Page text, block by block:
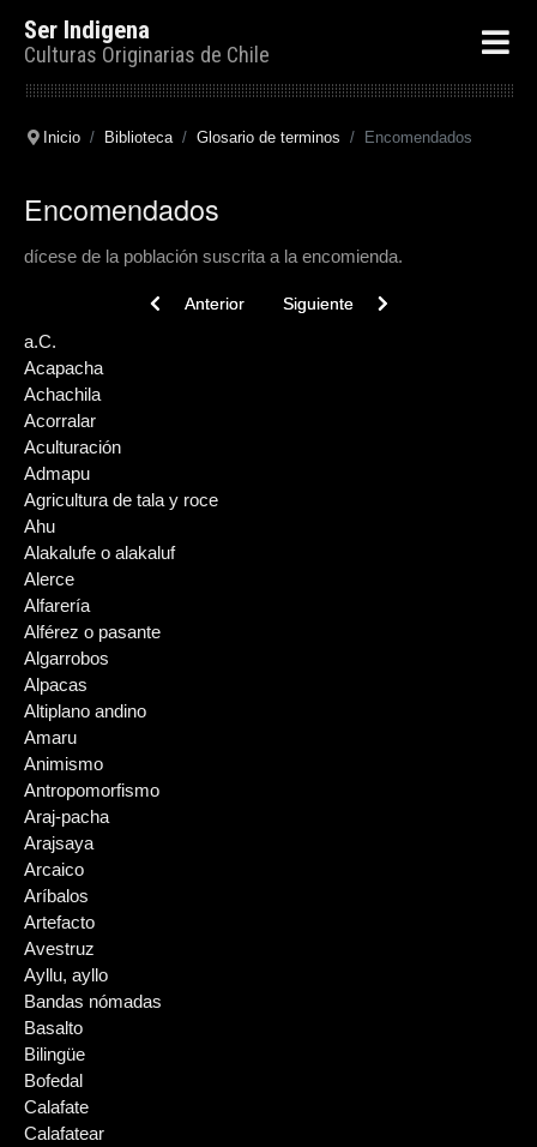
Ser Indigena
Culturas Originarias de Chile
Inicio Biblioteca Glosario de terminos Encomendados
Encomendados
dícese de la población suscrita a la encomienda.
Previous article: Encomienda
Anterior Next article: Elal
Siguiente
a.C.
Acapacha
Achachila
Acorralar
Aculturación
Admapu
Agricultura de tala y roce
Ahu
Alakalufe o alakaluf
Alerce
Alfarería
Alférez o pasante
Algarrobos
Alpacas
Altiplano andino
Amaru
Animismo
Antropomorfismo
Araj-pacha
Arajsaya
Arcaico
Aríbalos
Artefacto
Avestruz
Ayllu, ayllo
Bandas nómadas
Basalto
Bilingüe
Bofedal
Calafate
Calafatear